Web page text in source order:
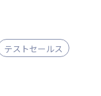
テストセールス